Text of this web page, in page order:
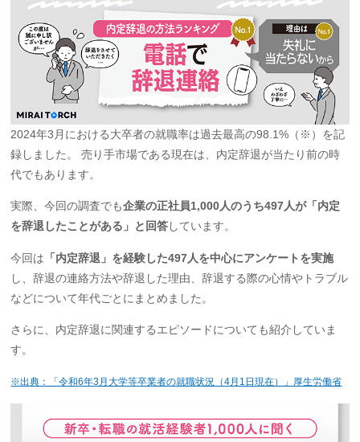
2024年3月における大卒者の就職率は過去最高の98.1%（※）を記
録しました。 売り手市場である現在は、内定辞退が当たり前の時
代でもあります。
実際、今回の調査でも企業の正社員1,000人のうち497人が「内定
を辞退したことがある」と回答しています。
今回は 「内定辞退」を経験した497人を中心にアンケートを実施
し、辞退の連絡方法や辞退した理由、辞退する際の心情やトラブル
などについて年代ごとにまとめました。
さらに、内定辞退に関連するエピソードについても紹介していま
す。
※出典：「令和6年3月大学等卒業者の就職状況（4月1日現在）」厚生労働省